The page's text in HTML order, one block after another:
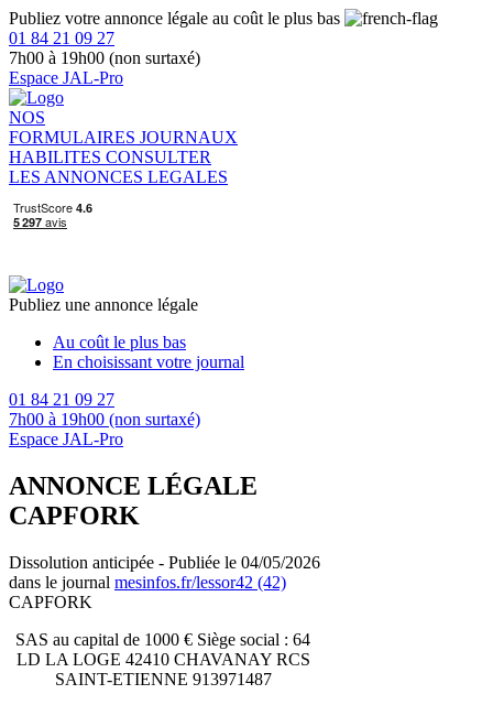
Publiez votre annonce légale au coût le plus bas
01 84 21 09 27
7h00 à 19h00 (non surtaxé)
Espace JAL-Pro
NOS
FORMULAIRES JOURNAUX
HABILITES CONSULTER
LES ANNONCES LEGALES
Publiez une annonce légale
Au coût le plus bas
En choisissant votre journal
01 84 21 09 27
7h00 à 19h00 (non surtaxé)
Espace JAL-Pro
ANNONCE LÉGALE
CAPFORK
Dissolution anticipée - Publiée le 04/05/2026
dans le journal mesinfos.fr/lessor42 (42)
CAPFORK
SAS au capital de 1000 € Siège social : 64
LD LA LOGE 42410 CHAVANAY RCS
SAINT-ETIENNE 913971487